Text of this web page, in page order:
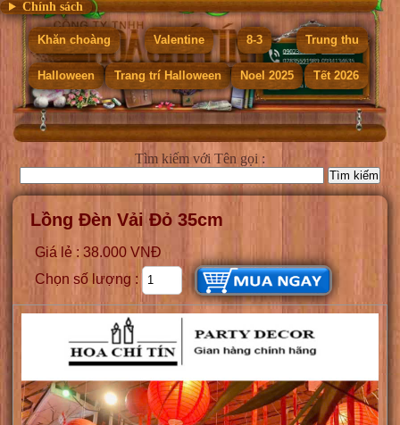
Chính sách
Khăn choàng Valentine 8-3 Trung thu
Halloween Trang trí Halloween Noel 2025 Tết 2026
Tìm kiếm với Tên gọi :
Lồng Đèn Vải Đỏ 35cm
Giá lẻ : 38.000 VNĐ
Chọn số lượng :